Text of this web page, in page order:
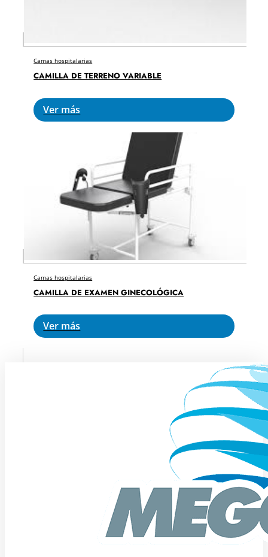
Camas hospitalarias
CAMILLA DE TERRENO VARIABLE
Ver más
Camas hospitalarias
CAMILLA DE EXAMEN GINECOLÓGICA
Ver más